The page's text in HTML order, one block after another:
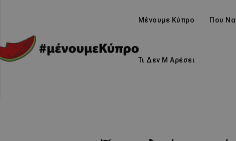
Μένουμε Κύπρο Που
Τι Δεν Μ Αρέσει